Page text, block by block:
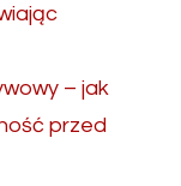
– jak
przed